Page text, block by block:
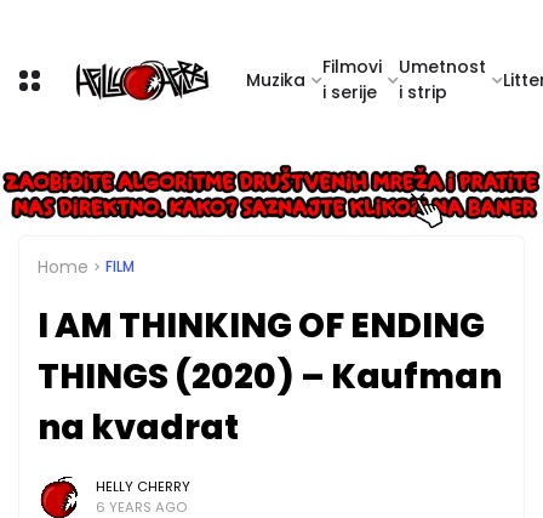
Muzika
Filmovi
i serije
Umetnost
i strip
Home FILM
I AM THINKING OF ENDING
THINGS (2020) – Kaufman
na kvadrat
HELLY CHERRY
6 YEARS AGO